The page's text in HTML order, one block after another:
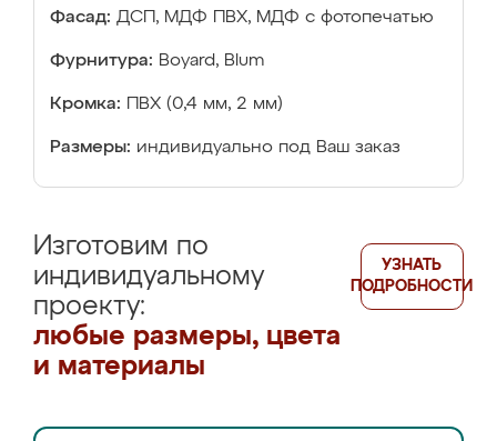
Фасад: ДСП, МДФ ПВХ, МДФ с фотопечатью
Фурнитура: Boyard, Blum
Кромка: ПВХ (0,4 мм, 2 мм)
Размеры: индивидуально под Ваш заказ
Изготовим по
индивидуальному
проекту:
любые размеры, цвета
и материалы
УЗНАТЬ
ПОДРОБНОСТИ